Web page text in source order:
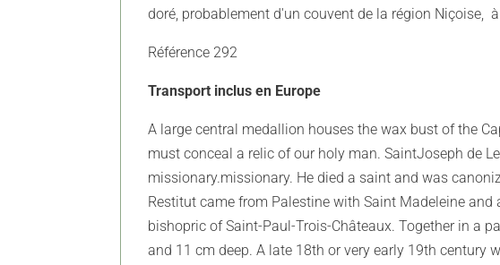
doré, probablement d'un couvent de la région Niçoise,
Référence 292
Transport inclus en Europe
A large central medallion houses the wax bust of the
must conceal a relic of our holy man. SaintJoseph de
missionary.missionary. He died a saint and was
Restitut came from Palestine with Saint Madeleine
bishopric of Saint-Paul-Trois-Châteaux. Together in a
and 11 cm deep. A late 18th or very early 19th century